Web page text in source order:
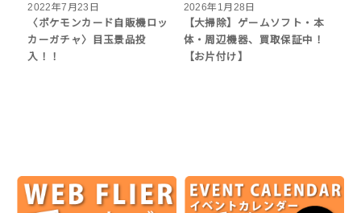
2022年7月23日
〈ポケモンカード自販機ロッ
カーガチャ〉目玉景品投
入！！
2026年1月28日
【大掃除】ゲームソフト・本
体・周辺機器、買取保証中！
【お片付け】